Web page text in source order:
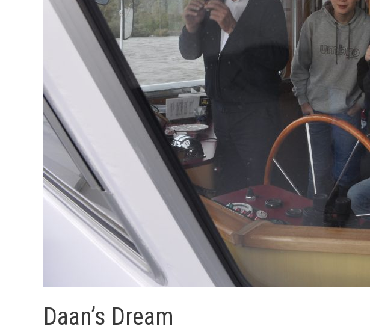
Daan’s Dream